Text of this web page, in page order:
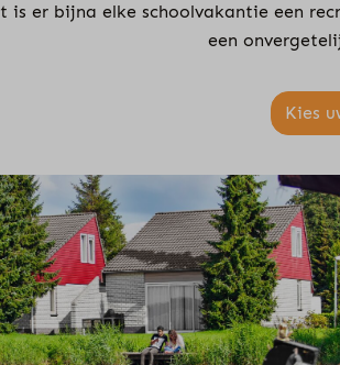
is er bijna elke schoolvakantie een
een
Kies